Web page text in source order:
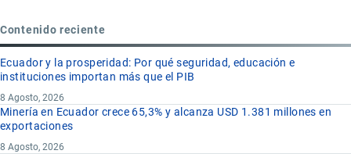
Contenido reciente
Ecuador y la prosperidad: Por qué seguridad, educación e
instituciones importan más que el PIB
8 Agosto, 2026
Minería en Ecuador crece 65,3% y alcanza USD 1.381 millones en
exportaciones
8 Agosto, 2026